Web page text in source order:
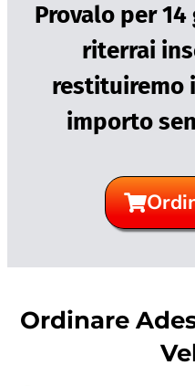
Provalo per
riterrai
restituiremo
importo
Ordinare